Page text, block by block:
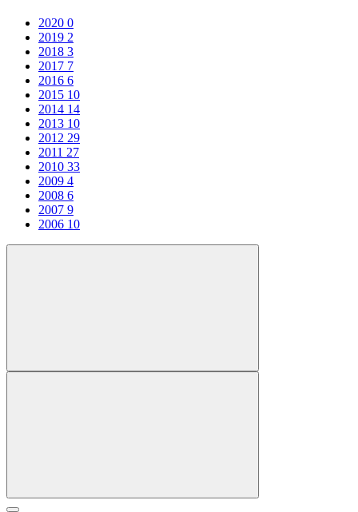
2020 0
2019 2
2018 3
2017 7
2016 6
2015 10
2014 14
2013 10
2012 29
2011 27
2010 33
2009 4
2008 6
2007 9
2006 10